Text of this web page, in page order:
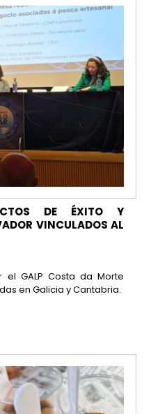
DE ÉXITO Y
VINCULADOS AL
GALP Costa da Morte
en Galicia y Cantabria.